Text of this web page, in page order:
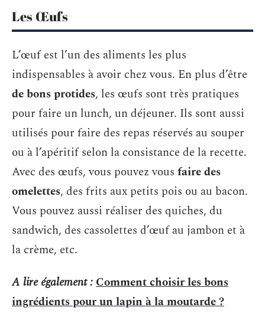
Les Œufs
L’œuf est l’un des aliments les plus
indispensables à avoir chez vous. En plus d’être
de bons protides, les œufs sont très pratiques
pour faire un lunch, un déjeuner. Ils sont aussi
utilisés pour faire des repas réservés au souper
ou à l’apéritif selon la consistance de la recette.
Avec des œufs, vous pouvez vous faire des
omelettes, des frits aux petits pois ou au bacon.
Vous pouvez aussi réaliser des quiches, du
sandwich, des cassolettes d’œuf au jambon et à
la crème, etc.
A lire également :Comment choisir les bons
ingrédients pour un lapin à la moutarde ?